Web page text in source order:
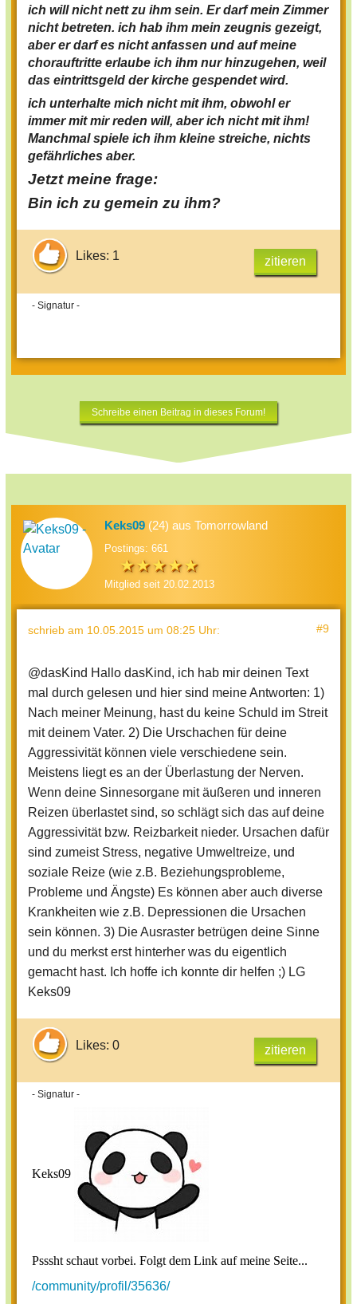
ich will nicht nett zu ihm sein. Er darf mein Zimmer
nicht betreten. ich hab ihm mein zeugnis gezeigt,
aber er darf es nicht anfassen und auf meine
chorauftritte erlaube ich ihm nur hinzugehen, weil
das eintrittsgeld der kirche gespendet wird.
ich unterhalte mich nicht mit ihm, obwohl er
immer mit mir reden will, aber ich nicht mit ihm!
Manchmal spiele ich ihm kleine streiche, nichts
gefährliches aber.
Jetzt meine frage:
Bin ich zu gemein zu ihm?
Likes: 1 zitieren
- Signatur -
Schreibe einen Beitrag in dieses Forum!
Keks09 (24) aus Tomorrowland
Postings: 661
Mitglied seit 20.02.2013
schrieb am 10.05.2015 um 08:25 Uhr: #9
@dasKind Hallo dasKind, ich hab mir deinen Text
mal durch gelesen und hier sind meine Antworten: 1)
Nach meiner Meinung, hast du keine Schuld im Streit
mit deinem Vater. 2) Die Urschachen für deine
Aggressivität können viele verschiedene sein.
Meistens liegt es an der Überlastung der Nerven.
Wenn deine Sinnesorgane mit äußeren und inneren
Reizen überlastet sind, so schlägt sich das auf deine
Aggressivität bzw. Reizbarkeit nieder. Ursachen dafür
sind zumeist Stress, negative Umweltreize, und
soziale Reize (wie z.B. Beziehungsprobleme,
Probleme und Ängste) Es können aber auch diverse
Krankheiten wie z.B. Depressionen die Ursachen
sein können. 3) Die Ausraster betrügen deine Sinne
und du merkst erst hinterher was du eigentlich
gemacht hast. Ich hoffe ich konnte dir helfen ;) LG
Keks09
Likes: 0 zitieren
- Signatur -
Keks09
Psssht schaut vorbei. Folgt dem Link auf meine Seite...
/community/profil/35636/